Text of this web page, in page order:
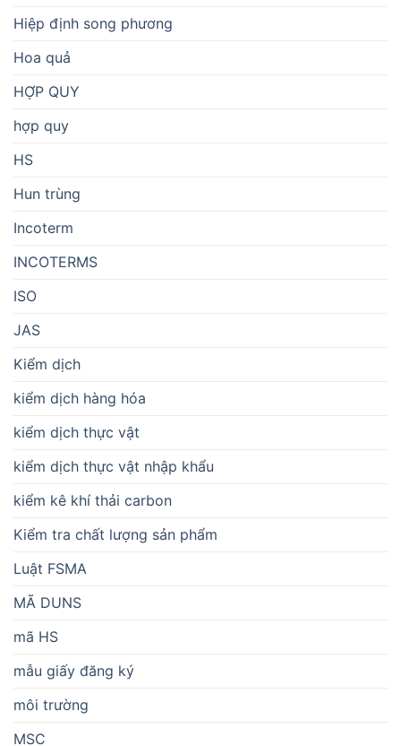
Hiệp định song phương
Hoa quả
HỢP QUY
hợp quy
HS
Hun trùng
Incoterm
INCOTERMS
ISO
JAS
Kiểm dịch
kiểm dịch hàng hóa
kiểm dịch thực vật
kiểm dịch thực vật nhập khẩu
kiểm kê khí thải carbon
Kiểm tra chất lượng sản phẩm
Luật FSMA
MÃ DUNS
mã HS
mẫu giấy đăng ký
môi trường
MSC